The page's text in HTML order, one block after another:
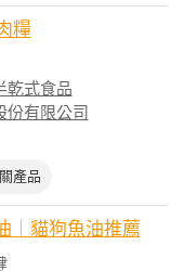
糧
乾式食品
份有限公司
產品
｜貓狗魚油推薦